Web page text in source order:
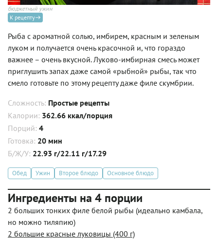
бюджетный ужин
К рецепту
Рыба с ароматной солью, имбирем, красным и зеленым
луком и получается очень красочной и, что гораздо
важнее – очень вкусной. Луково-имбирная смесь может
приглушить запах даже самой «рыбной» рыбы, так что
смело готовьте по этому рецепту даже филе скумбрии.
Сложность: Простые рецепты
Калории: 362.66 ккал/порция
Порций: 4
Готовка: 20 мин
Б/Ж/У: 22.93 г/22.11 г/17.29
Обед Ужин Второе блюдо Основное блюдо
Ингредиенты на 4 порции
2 больших тонких филе белой рыбы (идеально камбала,
но можно тиляпию)
2 большие красные луковицы (400 г)